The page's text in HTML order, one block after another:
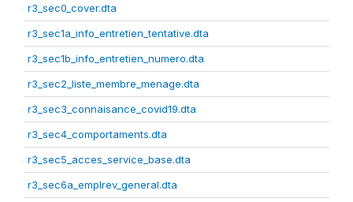
r3_sec0_cover.dta
r3_sec1a_info_entretien_tentative.dta
r3_sec1b_info_entretien_numero.dta
r3_sec2_liste_membre_menage.dta
r3_sec3_connaisance_covid19.dta
r3_sec4_comportaments.dta
r3_sec5_acces_service_base.dta
r3_sec6a_emplrev_general.dta